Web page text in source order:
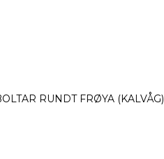
RUNDT FRØYA (KALVÅG)